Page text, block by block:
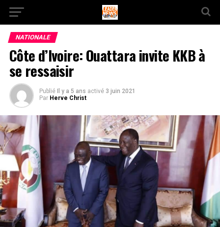
NATIONALE
Côte d’Ivoire: Ouattara invite KKB à
se ressaisir
Publié Il y a 5 ans activé 3 juin 2021
Par Herve Christ